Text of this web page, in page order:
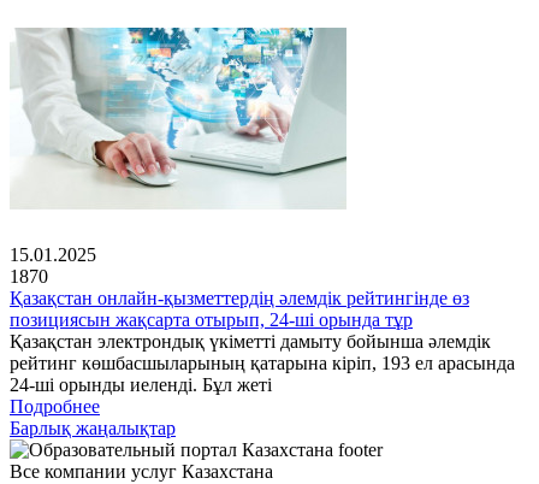
15.01.2025
1870
Қазақстан онлайн-қызметтердің әлемдік рейтингінде өз
позициясын жақсарта отырып, 24-ші орында тұр
Қазақстан электрондық үкіметті дамыту бойынша әлемдік
рейтинг көшбасшыларының қатарына кіріп, 193 ел арасында
24-ші орынды иеленді. Бұл жеті
Подробнее
Барлық жаңалықтар
Все компании услуг Казахстана